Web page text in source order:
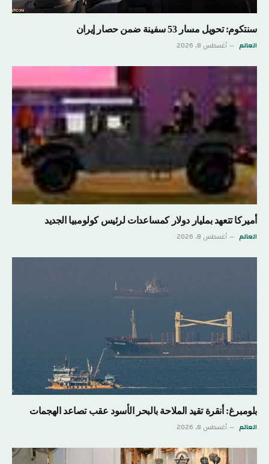
سنتكوم: تحويل مسار 53 سفينة ضمن حصار إيران
العالم أغسطس 8, 2026
أميركا تتعهد بمليار دولار كمساعدات لرئيس كولومبيا الجديد
العالم أغسطس 8, 2026
بلومبرغ: أنقرة تقيد الملاحة بالبحر الأسود عقب تصاعد الهجمات
العالم أغسطس 8, 2026